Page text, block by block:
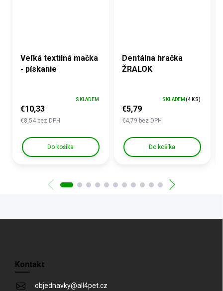
Veľká textilná mačka
- pískanie
€8,54 bez DPH
€10,33
SKLADEM
Do košíka
Dentálna hračka
ŽRALOK
€4,79 bez DPH
€5,79
SKLADEM (4 KS)
Do košíka
Kontakt
objednavky@all4pet.cz